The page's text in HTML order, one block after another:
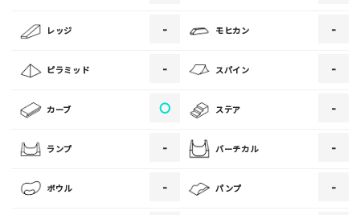
[text photo3alt placeholder "写真の解説※任意]
ご注意事項
・人物の顔が写っている場合はモザイク処理を行います。
レッジ - モヒカン -
ピラミッド - スパイン -
カーブ 〇 ステア -
ランプ - バーチカル -
ボウル - パンプ -